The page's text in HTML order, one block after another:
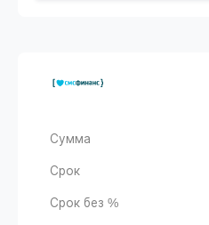
Сумма
Срок
Срок без %